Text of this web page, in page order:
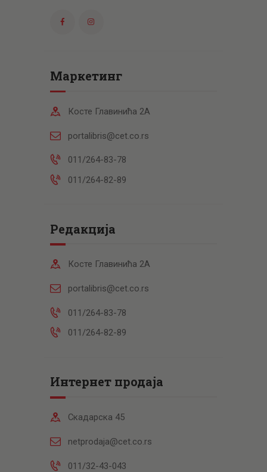
Маркетинг
Косте Главинића 2А
portalibris@cet.co.rs
011/264-83-78
011/264-82-89
Редакција
Косте Главинића 2А
portalibris@cet.co.rs
011/264-83-78
011/264-82-89
Интернет продаја
Скадарска 45
netprodaja@cet.co.rs
011/32-43-043